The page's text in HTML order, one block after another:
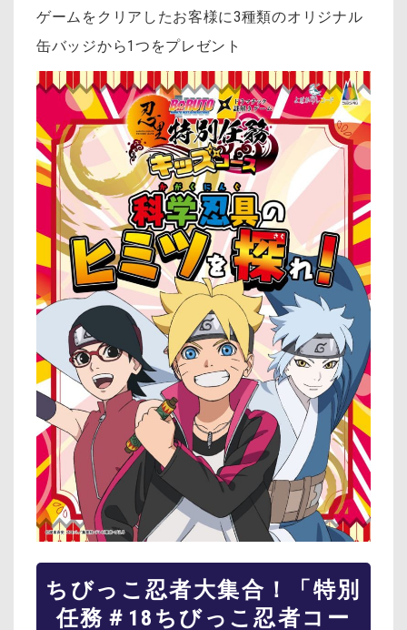
ゲームをクリアしたお客様に3種類のオリジナル
缶バッジから1つをプレゼント
ちびっこ忍者大集合！「特別
任務＃18ちびっこ忍者コー